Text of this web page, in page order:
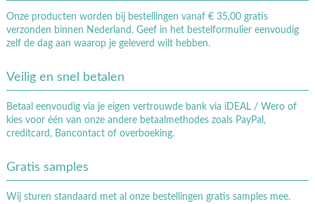
Onze producten worden bij bestellingen vanaf € 35,00 gratis
verzonden binnen Nederland. Geef in het bestelformulier eenvoudig
zelf de dag aan waarop je geleverd wilt hebben.
Veilig en snel betalen
Betaal eenvoudig via je eigen vertrouwde bank via iDEAL / Wero of
kies voor één van onze andere betaalmethodes zoals PayPal,
creditcard, Bancontact of overboeking.
Gratis samples
Wij sturen standaard met al onze bestellingen gratis samples mee.